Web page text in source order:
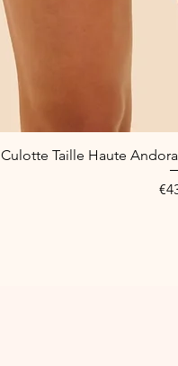
Culotte Taille Haute